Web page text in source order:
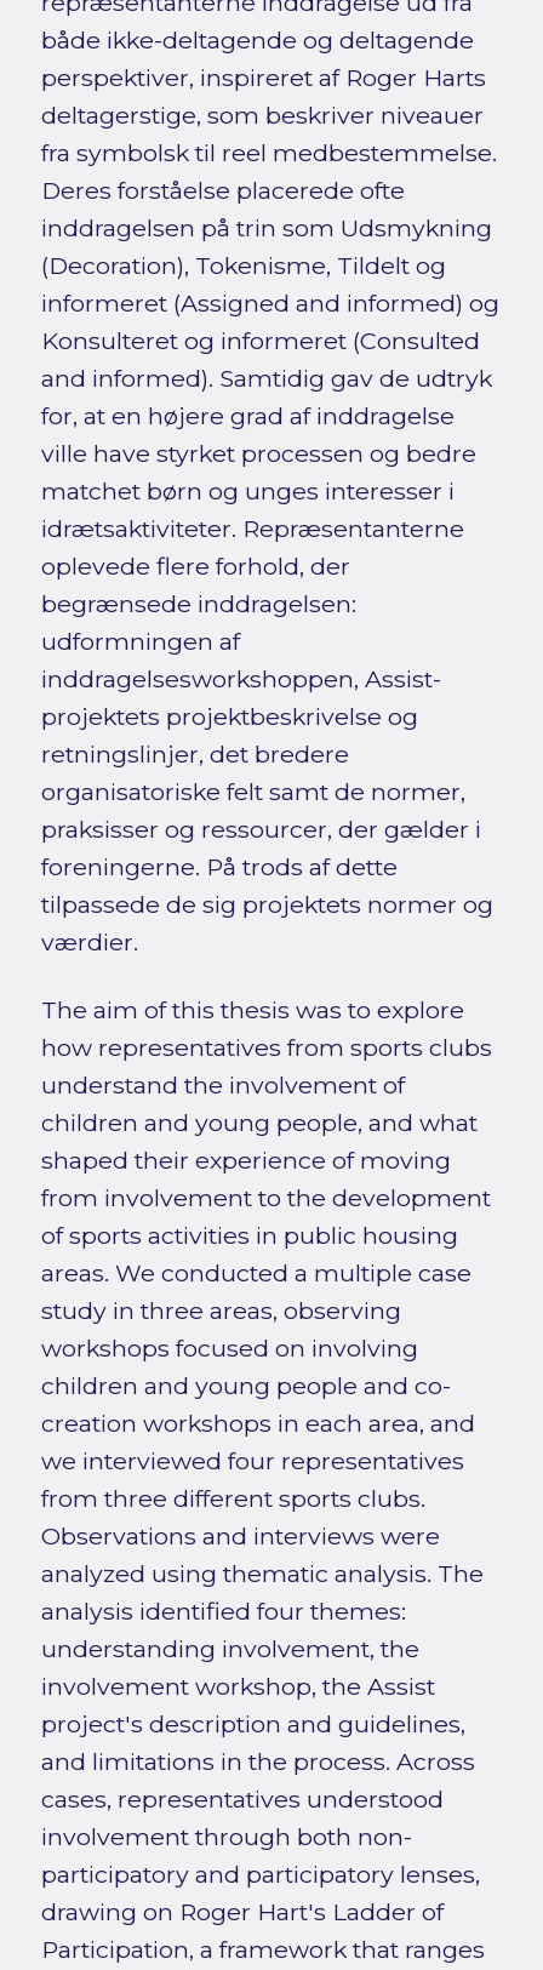
både ikke-deltagende og deltagende
perspektiver, inspireret af Roger Harts
deltagerstige, som beskriver niveauer
fra symbolsk til reel medbestemmelse.
Deres forståelse placerede ofte
inddragelsen på trin som Udsmykning
(Decoration), Tokenisme, Tildelt og
informeret (Assigned and informed) og
Konsulteret og informeret (Consulted
and informed). Samtidig gav de udtryk
for, at en højere grad af inddragelse
ville have styrket processen og bedre
matchet børn og unges interesser i
idrætsaktiviteter. Repræsentanterne
oplevede flere forhold, der
begrænsede inddragelsen:
udformningen af
inddragelsesworkshoppen, Assist-
projektets projektbeskrivelse og
retningslinjer, det bredere
organisatoriske felt samt de normer,
praksisser og ressourcer, der gælder i
foreningerne. På trods af dette
tilpassede de sig projektets normer og
værdier.
The aim of this thesis was to explore
how representatives from sports clubs
understand the involvement of
children and young people, and what
shaped their experience of moving
from involvement to the development
of sports activities in public housing
areas. We conducted a multiple case
study in three areas, observing
workshops focused on involving
children and young people and co-
creation workshops in each area, and
we interviewed four representatives
from three different sports clubs.
Observations and interviews were
analyzed using thematic analysis. The
analysis identified four themes:
understanding involvement, the
involvement workshop, the Assist
project's description and guidelines,
and limitations in the process. Across
cases, representatives understood
involvement through both non-
participatory and participatory lenses,
drawing on Roger Hart's Ladder of
Participation, a framework that ranges